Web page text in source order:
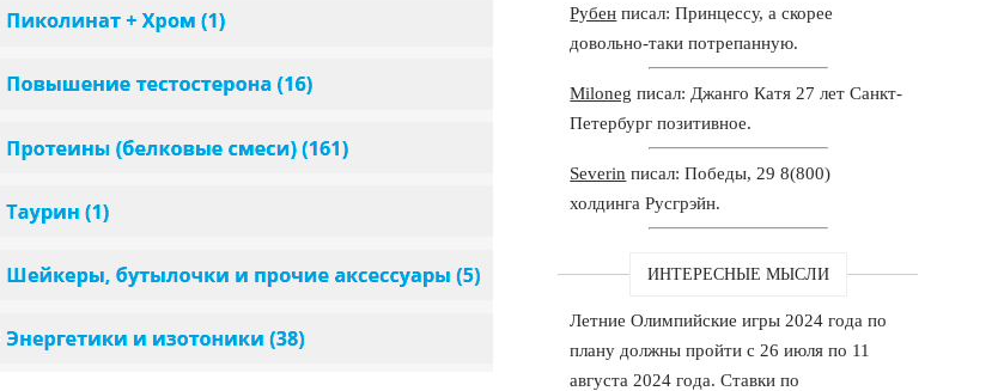
Рубен писал: Принцессу, а скорее
довольно-таки потрепанную.
Miloneg писал: Джанго Катя 27 лет Санкт-
Петербург позитивное.
Severin писал: Победы, 29 8(800)
холдинга Русгрэйн.
ИНТЕРЕСНЫЕ МЫСЛИ
Летние Олимпийские игры 2024 года по
плану должны пройти с 26 июля по 11
августа 2024 года. Ставки по